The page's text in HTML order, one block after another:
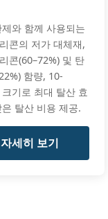
Premium
Spec
Custom
Specifications
All standards
와 함께 사용되는
콘의 저가 대체재,
콘(60–72%) 및 탄
함량, 10-
기로 최대 탈산 효
탈산 비용 제공.
자세히 보기